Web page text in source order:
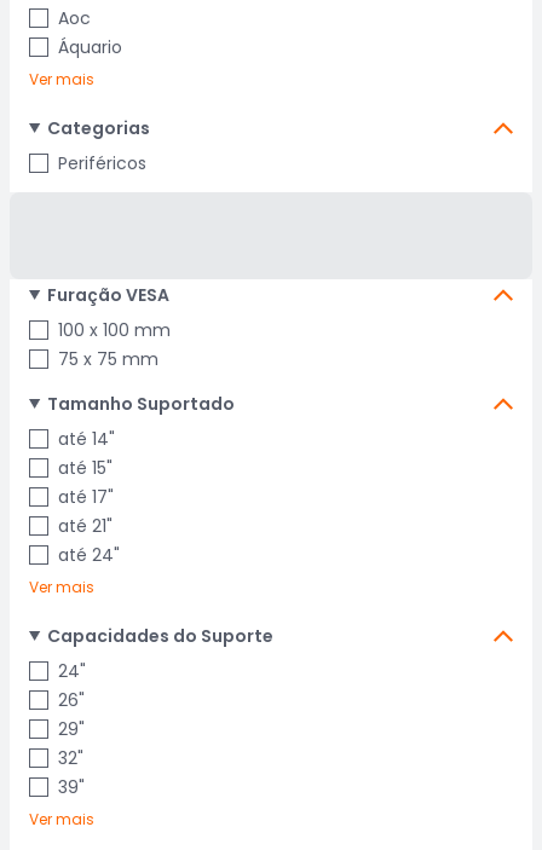
Aoc
Áquario
Ver mais
Categorias
Periféricos
Furação VESA
100 x 100 mm
75 x 75 mm
Tamanho Suportado
até 14"
até 15"
até 17"
até 21"
até 24"
Ver mais
Capacidades do Suporte
24"
26"
29"
32"
39"
Ver mais